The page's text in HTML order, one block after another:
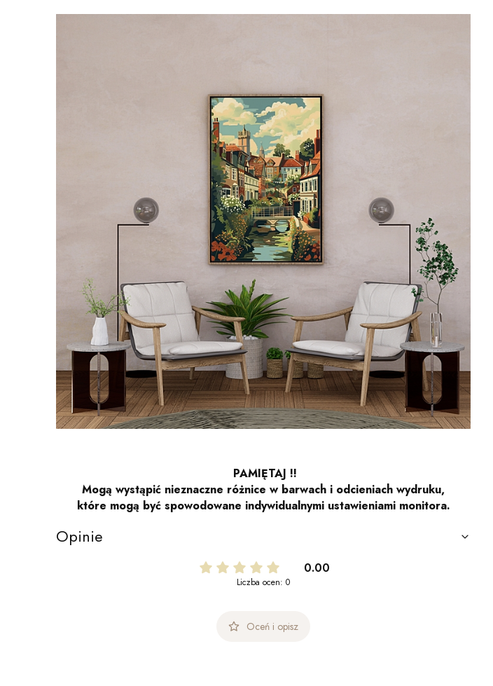
PAMIĘTAJ !!
Mogą wystąpić nieznaczne różnice w barwach i odcieniach wydruku,
które mogą być spowodowane indywidualnymi ustawieniami monitora.
Opinie
0.00
Liczba ocen: 0
Oceń i opisz